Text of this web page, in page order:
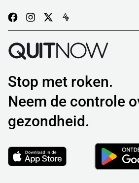
Stop met roken.
Neem de controle
gezondheid.